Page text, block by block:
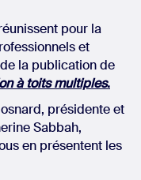
pour la
et
la publication de
à toits multiples.
présidente et
Sabbah,
en présentent les